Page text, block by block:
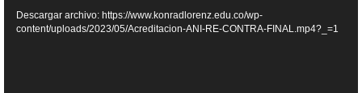
de
vídeo
Descargar archivo: https://www.konradlorenz.edu.co/wp-
content/uploads/2023/05/Acreditacion-ANI-RE-CONTRA-FINAL.mp4?_=1